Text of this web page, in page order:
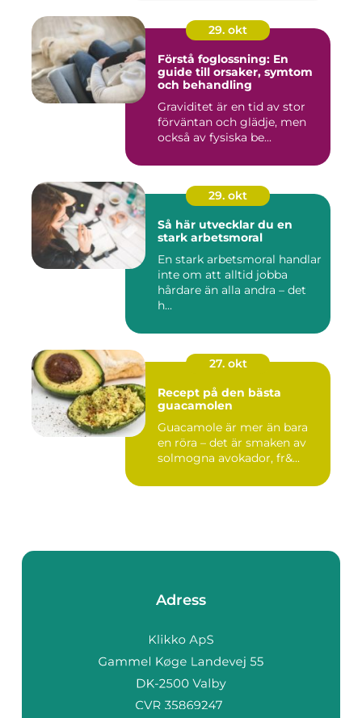
29. okt
Förstå foglossning: En
guide till orsaker, symtom
och behandling
Graviditet är en tid av stor
förväntan och glädje, men
också av fysiska be...
29. okt
Så här utvecklar du en
stark arbetsmoral
En stark arbetsmoral handlar
inte om att alltid jobba
hårdare än alla andra – det
h...
27. okt
Recept på den bästa
guacamolen
Guacamole är mer än bara
en röra – det är smaken av
solmogna avokador, fr&...
Adress